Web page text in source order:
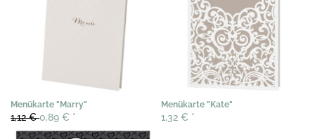
Menükarte "Marry"
1,12 €0,89 € *
Menükarte "Kate"
1,32 € *